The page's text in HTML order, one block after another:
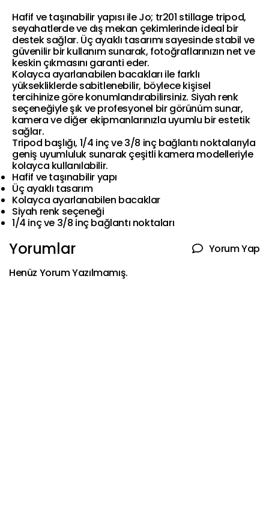
Hafif ve taşınabilir yapısı ile Jo; tr201 stillage tripod,
seyahatlerde ve dış mekan çekimlerinde ideal bir
destek sağlar. Üç ayaklı tasarımı sayesinde stabil ve
güvenilir bir kullanım sunarak, fotoğraflarınızın net ve
keskin çıkmasını garanti eder.
Kolayca ayarlanabilen bacakları ile farklı
yüksekliklerde sabitlenebilir, böylece kişisel
tercihinize göre konumlandırabilirsiniz. Siyah renk
seçeneğiyle şık ve profesyonel bir görünüm sunar,
kamera ve diğer ekipmanlarınızla uyumlu bir estetik
sağlar.
Tripod başlığı, 1/4 inç ve 3/8 inç bağlantı noktalarıyla
geniş uyumluluk sunarak çeşitli kamera modelleriyle
kolayca kullanılabilir.
Hafif ve taşınabilir yapı
Üç ayaklı tasarım
Kolayca ayarlanabilen bacaklar
Siyah renk seçeneği
1/4 inç ve 3/8 inç bağlantı noktaları
Yorumlar
Yorum Yap
Henüz Yorum Yazılmamış.